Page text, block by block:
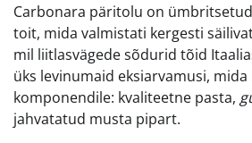
Carbonara päritolu on
toit, mida valmistati kergesti
mil liitlasvägede sõdurid tõid
üks levinumaid eksiarvamusi,
komponendile: kvaliteetne pasta,
jahvatatud musta pipart.